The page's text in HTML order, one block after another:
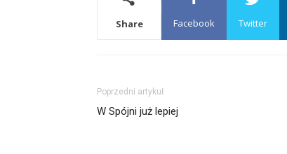
Share Facebook Twitter
Poprzedni artykuł
W Spójni już lepiej